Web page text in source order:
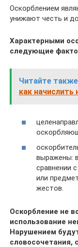
Оскорблением
унижают честь и
Характерными
следующие
Читайте
как начислить
выражены:
сравнении
или
жестов.
Оскорбление не
использование
Нарушением
словосочетания,